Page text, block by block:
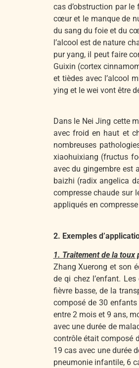
cas d’obstruction par
cœur et le manque de
du sang du foie et du
l’alcool est de nature
pur yang, il peut faire
Guixin (cortex
et tièdes avec l’alcool
ying et le wei vont être
Dans le Nei Jing cette
avec froid en haut et
nombreuses
xiaohuixiang (fructus
avec du gingembre est
baizhi (radix angelica
compresse chaude sur
appliqués en
2. Exemples
1. Traitement de la toux
Zhang Xuerong et son
de qi chez l’enfant.
fièvre basse, de la
composé de 30
entre 2 mois et 9 ans,
avec une durée de
contrôle était composé
19 cas avec une durée
pneumonie infantile, 6